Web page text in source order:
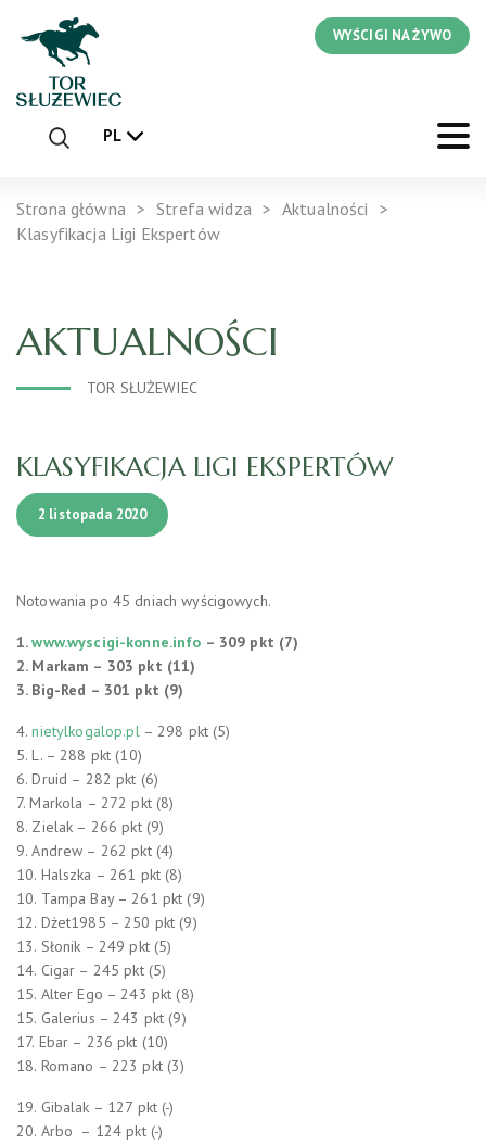
WYŚCIGI NA ŻYWO
PL
Strona główna Strefa widza
Aktualności
Klasyfikacja Ligi Ekspertów
AKTUALNOŚCI
TOR SŁUŻEWIEC
KLASYFIKACJA LIGI EKSPERTÓW
2 listopada 2020
Notowania po 45 dniach wyścigowych.
1.www.wyscigi-konne.info – 309 pkt (7)
2. Markam – 303 pkt (11)
3. Big-Red – 301 pkt (9)
4.nietylkogalop.pl – 298 pkt (5)
5. L. – 288 pkt (10)
6. Druid – 282 pkt (6)
7. Markola – 272 pkt (8)
8. Zielak – 266 pkt (9)
9. Andrew – 262 pkt (4)
10. Halszka – 261 pkt (8)
10. Tampa Bay – 261 pkt (9)
12. Dżet1985 – 250 pkt (9)
13. Słonik – 249 pkt (5)
14. Cigar – 245 pkt (5)
15. Alter Ego – 243 pkt (8)
15. Galerius – 243 pkt (9)
17. Ebar – 236 pkt (10)
18. Romano – 223 pkt (3)
19. Gibalak – 127 pkt (-)
20. Arbo – 124 pkt (-)